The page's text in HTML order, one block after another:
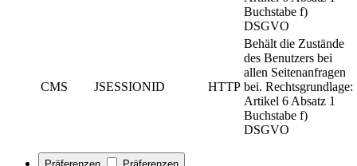
Buchstabe f)
DSGVO
CMS JSESSIONID HTTP
Behält die Zustände
des Benutzers bei
allen Seitenanfragen
bei. Rechtsgrundlage:
Artikel 6 Absatz 1
Buchstabe f)
DSGVO